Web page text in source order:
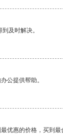
及时解决。
公提供帮助。
优惠的价格，买到最